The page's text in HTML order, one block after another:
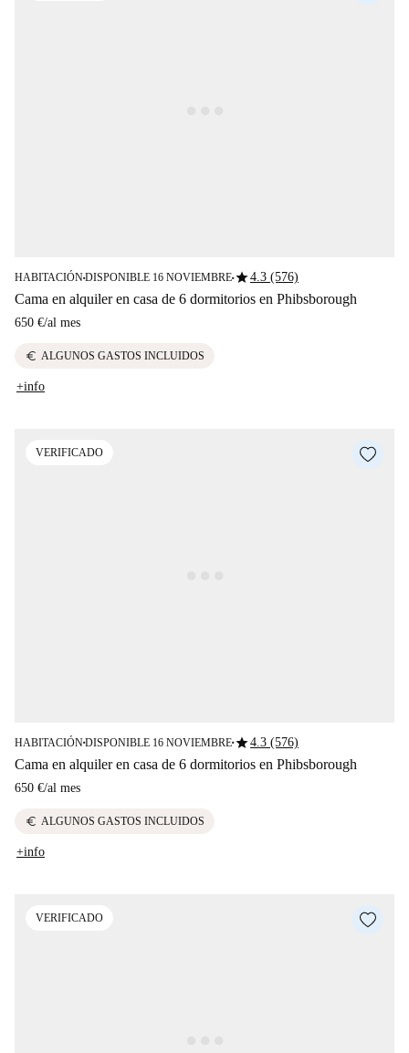
HABITACIÓN■DISPONIBLE 16 NOVIEMBRE■star4.3 (576)
Cama en alquiler en casa de 6 dormitorios en Phibsborough
650 €/al mes
euro ALGUNOS GASTOS INCLUIDOS
+info
VERIFICADO
HABITACIÓN■DISPONIBLE 16 NOVIEMBRE■star4.3 (576)
Cama en alquiler en casa de 6 dormitorios en Phibsborough
650 €/al mes
euro ALGUNOS GASTOS INCLUIDOS
+info
VERIFICADO